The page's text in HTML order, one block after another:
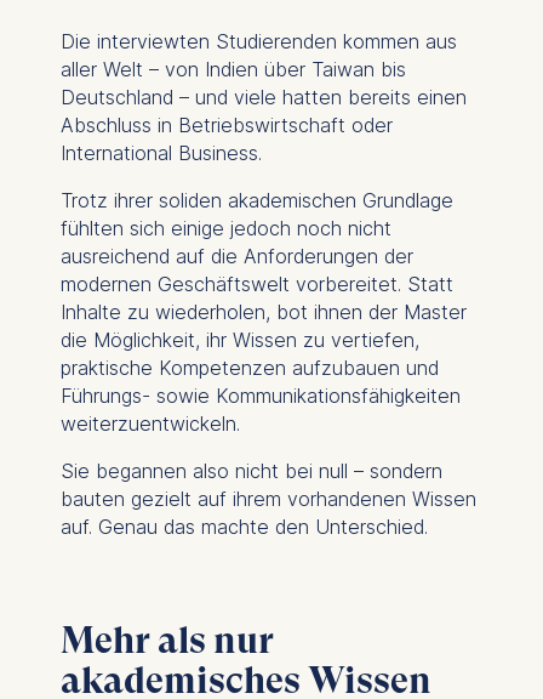
Die interviewten Studierenden kommen aus
aller Welt – von Indien über Taiwan bis
Deutschland – und viele hatten bereits einen
Abschluss in Betriebswirtschaft oder
International Business.
Trotz ihrer soliden akademischen Grundlage
fühlten sich einige jedoch noch nicht
ausreichend auf die Anforderungen der
modernen Geschäftswelt vorbereitet. Statt
Inhalte zu wiederholen, bot ihnen der Master
die Möglichkeit, ihr Wissen zu vertiefen,
praktische Kompetenzen aufzubauen und
Führungs- sowie Kommunikationsfähigkeiten
weiterzuentwickeln.
Sie begannen also nicht bei null – sondern
bauten gezielt auf ihrem vorhandenen Wissen
auf. Genau das machte den Unterschied.
Mehr als nur
akademisches Wissen